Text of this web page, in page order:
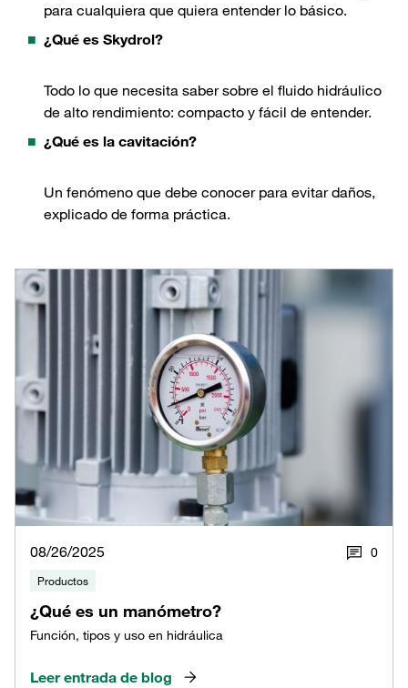
para cualquiera que quiera entender lo básico.
¿Qué es Skydrol?
Todo lo que necesita saber sobre el fluido hidráulico
de alto rendimiento: compacto y fácil de entender.
¿Qué es la cavitación?
Un fenómeno que debe conocer para evitar daños,
explicado de forma práctica.
08/26/2025 0
Productos
¿Qué es un manómetro?
Función, tipos y uso en hidráulica
Leer entrada de blog